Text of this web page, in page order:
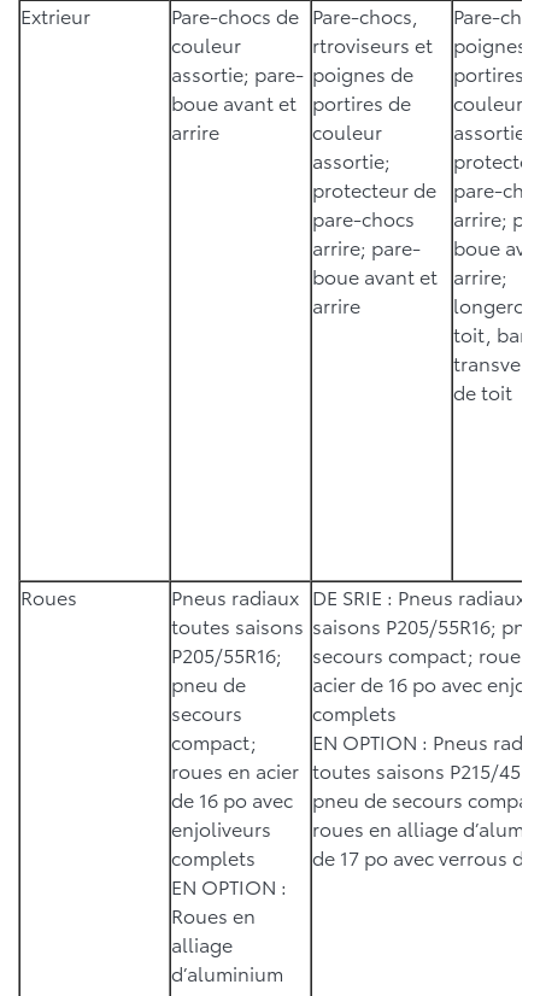
Extrieur
Pare-chocs de
couleur
assortie; pare-
boue avant et
arrire
Pare-chocs,
rtroviseurs et
poignes de
portires de
couleur
assortie;
protecteur de
pare-chocs
arrire; pare-
boue avant et
arrire
Pare-
poignes
portires
couleur
assortie;
pare-
arrire;
boue
arrire;
toit,
de toit
Roues
Pneus radiaux
toutes saisons
P205/55R16;
pneu de
secours
compact;
roues en acier
de 16 po avec
enjoliveurs
complets
EN OPTION :
Roues en
alliage
d’aluminium
DE SRIE : Pneus radiaux
saisons P205/55R16;
secours compact; roues
acier de 16 po avec
complets
EN OPTION : Pneus
toutes saisons P215/
pneu de secours
roues en alliage
de 17 po avec verrous